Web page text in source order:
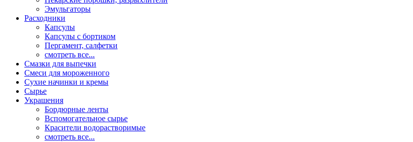
Эмульгаторы
Расходники
Капсулы
Капсулы с бортиком
Пергамент, салфетки
смотреть все...
Смазки для выпечки
Смеси для мороженного
Сухие начинки и кремы
Сырье
Украшения
Бордюрные ленты
Вспомогательное сырье
Красители водорастворимые
смотреть все...